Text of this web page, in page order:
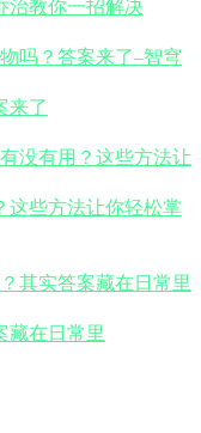
治教你一招解决
来了
这些方法让你轻松掌
藏在日常里